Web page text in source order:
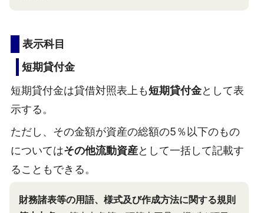
表示科目
短期貸付金
短期貸付金は貸借対照表上も短期貸付金として表
示する。
ただし、その金額が資産の総額の5％以下のもの
についてはその他流動資産として一括して記載す
ることもできる。
財務諸表等の用語、様式及び作成方法に関する規則